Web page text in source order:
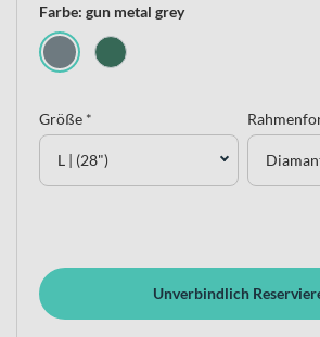
Farbe: gun metal grey
Größe *
L | (28")
Unverbindlich